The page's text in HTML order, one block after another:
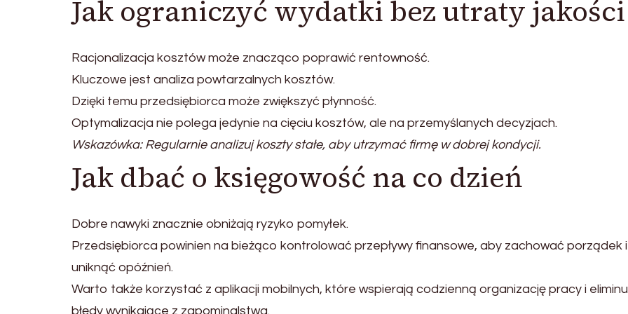
Jak ograniczyć wydatki bez utraty jakości
Racjonalizacja kosztów może znacząco poprawić rentowność.
Kluczowe jest analiza powtarzalnych kosztów.
Dzięki temu przedsiębiorca może zwiększyć płynność.
Optymalizacja nie polega jedynie na cięciu kosztów, ale na przemyślanych decyzjach.
Wskazówka: Regularnie analizuj koszty stałe, aby utrzymać firmę w dobrej kondycji.
Jak dbać o księgowość na co dzień
Dobre nawyki znacznie obniżają ryzyko pomyłek.
Przedsiębiorca powinien na bieżąco kontrolować przepływy finansowe, aby zachować porządek i
uniknąć opóźnień.
Warto także korzystać z aplikacji mobilnych, które wspierają codzienną organizację pracy i
błędy wynikające z zapominalstwa.